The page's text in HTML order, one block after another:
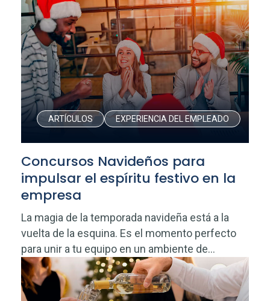
ARTÍCULOS EXPERIENCIA DEL EMPLEADO
Concursos Navideños para
impulsar el espíritu festivo en la
empresa
La magia de la temporada navideña está a la
vuelta de la esquina. Es el momento perfecto
para unir a tu equipo en un ambiente de...